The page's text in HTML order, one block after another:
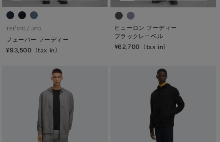
TEI1 5°C / -5°C
フェーバー フーディー
¥93,500（tax in）
ヒューロン フーディー
ブラックレーベル
¥62,700（tax in）